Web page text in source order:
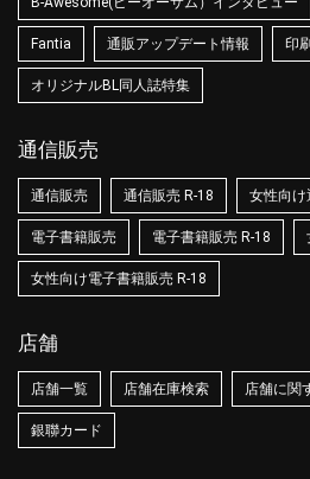
Fantia 通販アップデート情報 印
オリジナルBL同人誌特集
通信販売
通信販売 通信販売 R-18 女性向け
電子書籍販売 電子書籍販売 R-18
女性向け電子書籍販売 R-18
店舗
店舗一覧 店舗在庫検索 店舗に関
銀聯カード